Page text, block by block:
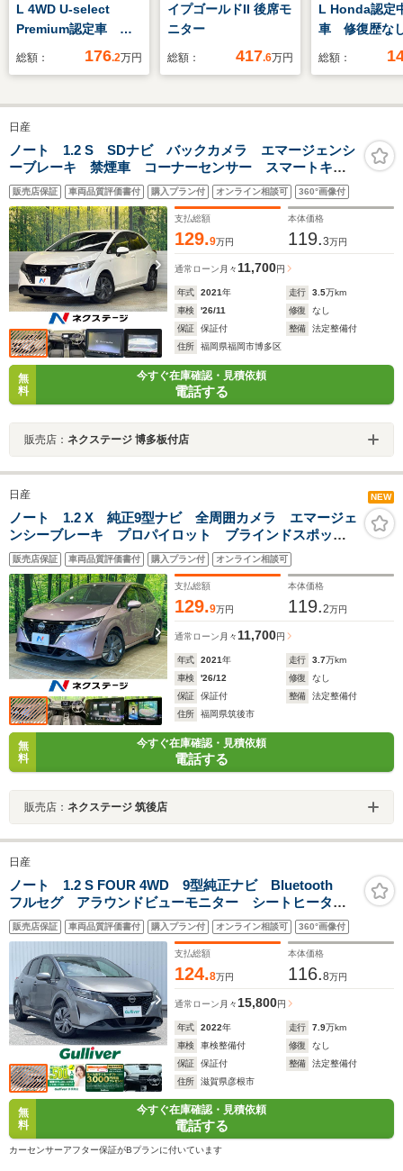
L 4WD U-select
Premium認定車 純
正ナビ フルセグ リ
総額： 176.2万円
イプゴールドII 後席モ
ニター
総額： 417.6万円
L Honda認定
車 修復歴
Honda販売店
ナー 禁煙車
ラ ETC ド
アダプティブ
ズ 両側電動
ドア
総額：
日産
ノート 1.2 S SDナビ バックカメラ エマージェンシ
ーブレーキ 禁煙車 コーナーセンサー スマートキ
ー ETC オートハイビーム 車線逸脱警報 オートラ
イト オートエアコン Bluetooth CD
販売店保証 車両品質評価書付 購入プラン付 オンライン相談可 360°画像付
支払総額
129.9万円
本体価格
119.3万円
通常ローン 月々 11,700円
年式 2021年 走行 3.5万km
車検
'26/11 修復
なし
保証
保証付 整備
法定整備付
住所
福岡県福岡市博多区
無
料
今すぐ在庫確認・見積依頼
電話する
販売店： ネクステージ 博多板付店
日産 NEW
ノート 1.2 X 純正9型ナビ 全周囲カメラ エマージェ
ンシーブレーキ プロパイロット ブラインドスポット
モニター コーナーセンサー スマートキー LEDヘッ
ド ETC オートハイビーム 車線逸脱警報 フルセグ
販売店保証 車両品質評価書付 購入プラン付 オンライン相談可
支払総額
129.9万円
本体価格
119.2万円
通常ローン 月々 11,700円
年式 2021年 走行 3.7万km
車検
'26/12 修復
なし
保証
保証付 整備
法定整備付
住所
福岡県筑後市
無
料
今すぐ在庫確認・見積依頼
電話する
販売店： ネクステージ 筑後店
日産
ノート 1.2 S FOUR 4WD 9型純正ナビ Bluetooth
フルセグ アラウンドビューモニター シートヒータ
ー デジタルインナーミラー オートハイビーム エマ
ージェンシーブレーキ ETC スマートキー
販売店保証 車両品質評価書付 購入プラン付 オンライン相談可 360°画像付
支払総額
124.8万円
本体価格
116.8万円
通常ローン 月々 15,800円
年式 2022年 走行 7.9万km
車検
車検整備付 修復
なし
保証
保証付 整備
法定整備付
住所
滋賀県彦根市
無
料
今すぐ在庫確認・見積依頼
電話する
カーセンサーアフター保証がBプランに付いています